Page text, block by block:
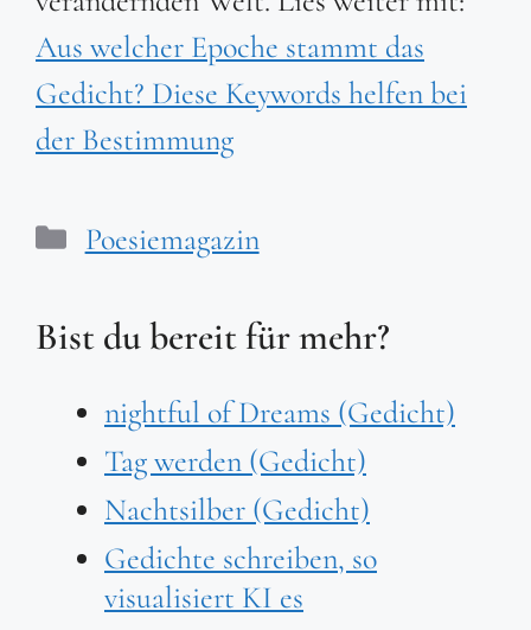
Aus welcher Epoche stammt das
Gedicht? Diese Keywords helfen bei
der Bestimmung
Kategorien
Poesiemagazin
Bist du bereit für mehr?
nightful of Dreams (Gedicht)
Tag werden (Gedicht)
Nachtsilber (Gedicht)
Gedichte schreiben, so
visualisiert KI es